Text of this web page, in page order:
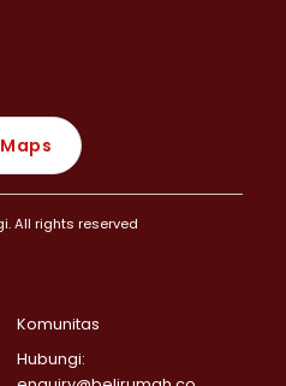
All rights reserved
Komunitas
Hubungi: